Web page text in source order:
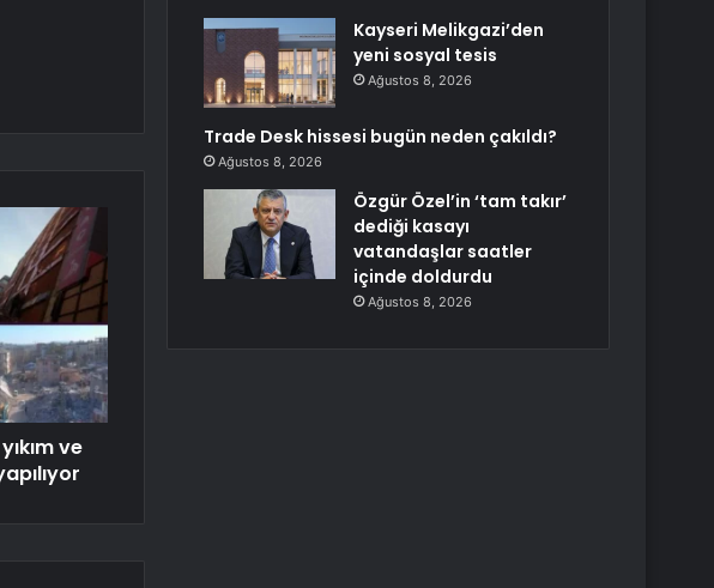
ve
Kayseri Melikgazi’den
yeni sosyal tesis
Ağustos 8, 2026
Trade Desk hissesi bugün neden çakıldı?
Ağustos 8, 2026
Özgür Özel’in ‘tam takır’
dediği kasayı
vatandaşlar saatler
içinde doldurdu
Ağustos 8, 2026